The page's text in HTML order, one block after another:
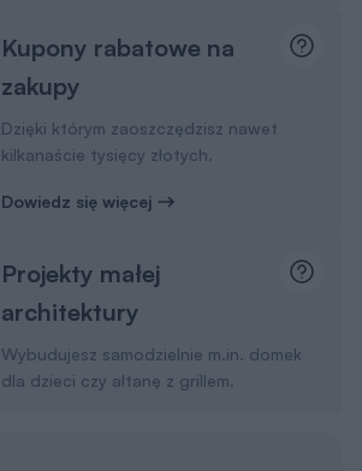
Kupony rabatowe na
zakupy
Dzięki którym zaoszczędzisz nawet
kilkanaście tysięcy złotych.
Dowiedz się więcej
Projekty małej
architektury
Wybudujesz samodzielnie m.in. domek
dla dzieci czy altanę z grillem.